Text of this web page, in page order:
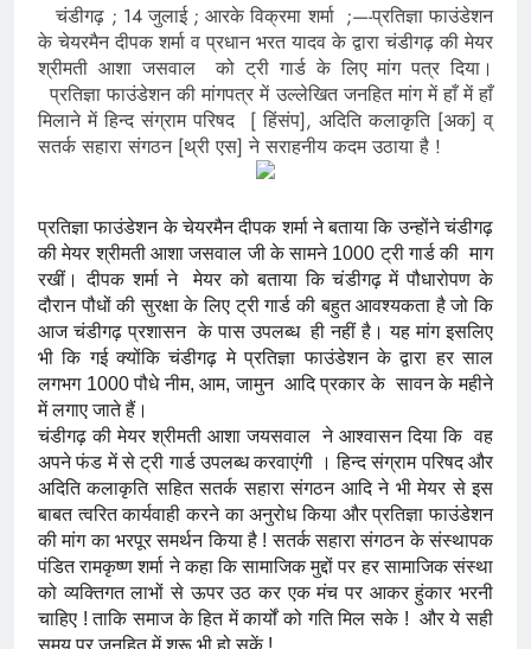
चंडीगढ़ ; 14 जुलाई ; आरके विक्रमा शर्मा ;—-प्रतिज्ञा फाउंडेशन
के चेयरमैन दीपक शर्मा व प्रधान भरत यादव के द्वारा चंडीगढ़ की मेयर
श्रीमती आशा जसवाल को ट्री गार्ड के लिए मांग पत्र दिया।
प्रतिज्ञा फाउंडेशन की मांगपत्र में उल्लेखित जनहित मांग में हाँ में हाँ
मिलाने में हिन्द संग्राम परिषद [ हिंसंप], अदिति कलाकृति [अक] व्
सतर्क सहारा संगठन [थ्री एस] ने सराहनीय कदम उठाया है !
प्रतिज्ञा फाउंडेशन के चेयरमैन दीपक शर्मा ने बताया कि उन्होंने चंडीगढ़
की मेयर श्रीमती आशा जसवाल जी के सामने 1000 ट्री गार्ड की माग
रखीं। दीपक शर्मा ने मेयर को बताया कि चंडीगढ़ में पौधारोपण के
दौरान पौधों की सुरक्षा के लिए ट्री गार्ड की बहुत आवश्यकता है जो कि
आज चंडीगढ़ प्रशासन के पास उपलब्ध ही नहीं है। यह मांग इसलिए
भी कि गई क्योंकि चंडीगढ़ मे प्रतिज्ञा फाउंडेशन के द्वारा हर साल
लगभग 1000 पौधे नीम, आम, जामुन आदि प्रकार के सावन के महीने
में लगाए जाते हैं।
चंडीगढ़ की मेयर श्रीमती आशा जयसवाल ने आश्वासन दिया कि वह
अपने फंड में से ट्री गार्ड उपलब्ध करवाएंगी । हिन्द संग्राम परिषद और
अदिति कलाकृति सहित सतर्क सहारा संगठन आदि ने भी मेयर से इस
बाबत त्वरित कार्यवाही करने का अनुरोध किया और प्रतिज्ञा फाउंडेशन
की मांग का भरपूर समर्थन किया है ! सतर्क सहारा संगठन के संस्थापक
पंडित रामकृष्ण शर्मा ने कहा कि सामाजिक मुद्दों पर हर सामाजिक संस्था
को व्यक्तिगत लाभों से ऊपर उठ कर एक मंच पर आकर हुंकार भरनी
चाहिए ! ताकि समाज के हित में कार्यों को गति मिल सके ! और ये सही
समय पर जनहित में शुरू भी हो सकें !